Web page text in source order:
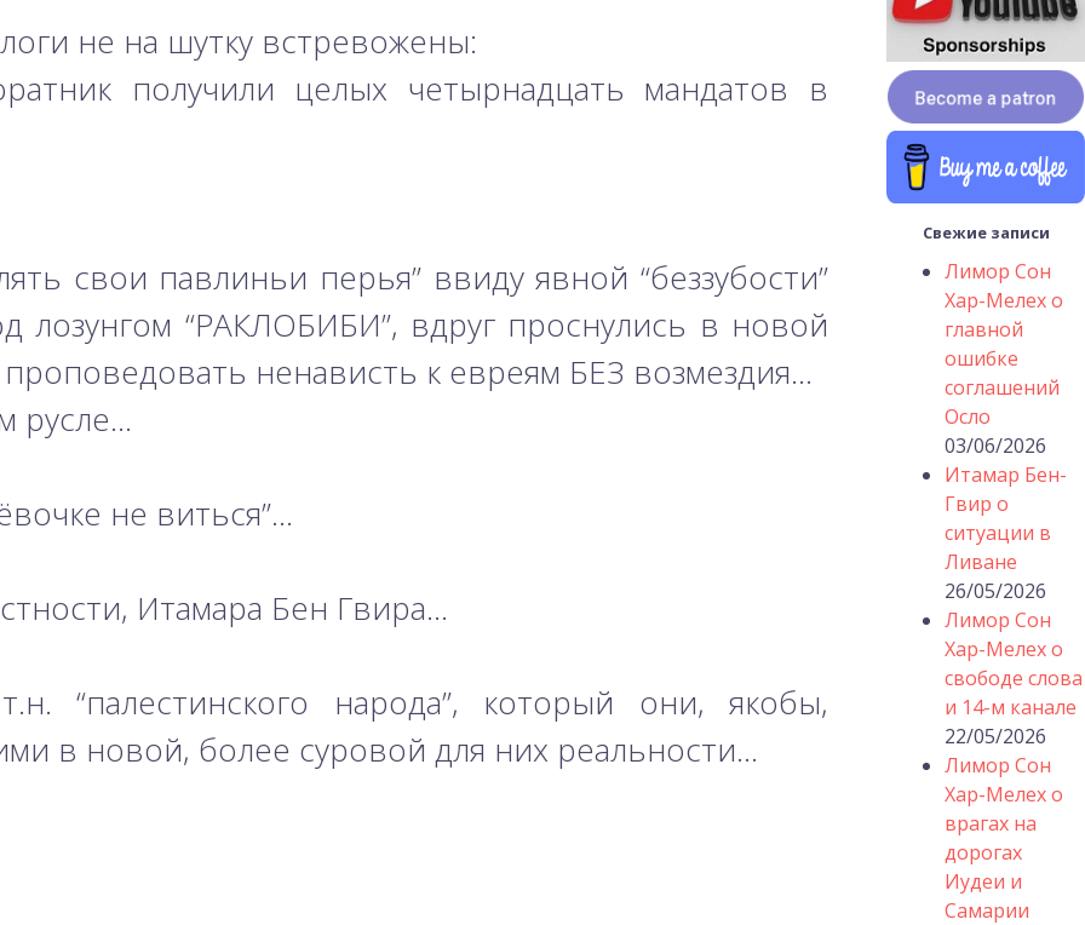
не на шутку встревожены:
получили целых четырнадцать мандатов в
свои павлиньи перья” ввиду явной “беззубости”
лозунгом “РАКЛОБИБИ”, вдруг проснулись в новой
ненависть к евреям БЕЗ возмездия…
русле…
не виться”…
Итамара Бен Гвира…
“палестинского народа”, который они, якобы,
в новой, более суровой для них реальности…
Свежие записи
Лимор Сон
Хар-Мелех о
главной
ошибке
соглашений
Осло
03/06/2026
Итамар Бен-
Гвир о
ситуации в
Ливане
26/05/2026
Лимор Сон
Хар-Мелех о
свободе слова
и 14-м канале
22/05/2026
Лимор Сон
Хар-Мелех о
врагах на
дорогах
Иудеи и
Самарии